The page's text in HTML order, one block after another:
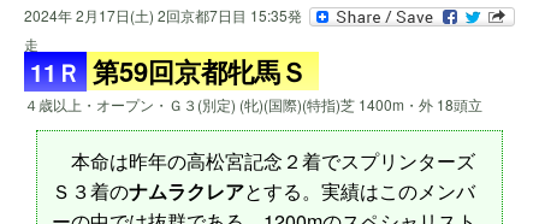
2024年 2月17日(土) 2回京都7日目 15:35発
走
11Ｒ 第59回京都牝馬Ｓ
４歳以上・オープン・Ｇ３(別定) (牝)(国際)(特指)芝 1400m・外 18頭立
本命は昨年の高松宮記念２着でスプリンターズ
Ｓ３着のナムラクレアとする。実績はこのメンバ